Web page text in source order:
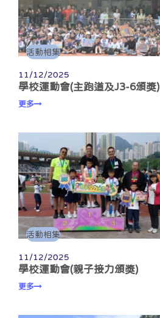
活動相集
11/12/2025
學校運動會(主跑道及J3-6頒獎)
更多
活動相集
11/12/2025
學校運動會(親子接力頒獎)
更多